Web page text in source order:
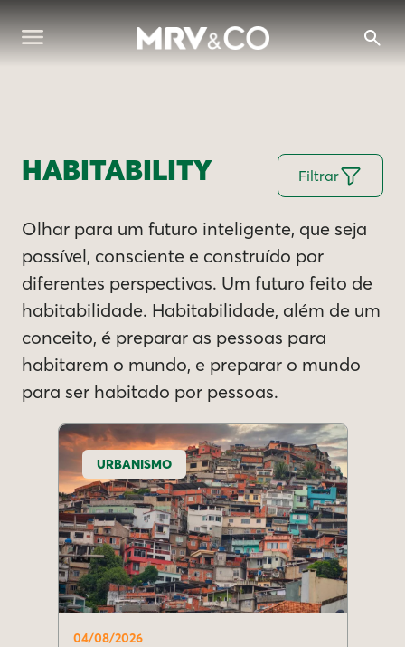
HABITABILITY Filtrar
Olhar para um futuro inteligente, que seja
possível, consciente e construído por
diferentes perspectivas. Um futuro feito de
habitabilidade. Habitabilidade, além de um
conceito, é preparar as pessoas para
habitarem o mundo, e preparar o mundo
para ser habitado por pessoas.
URBANISMO
04/08/2026